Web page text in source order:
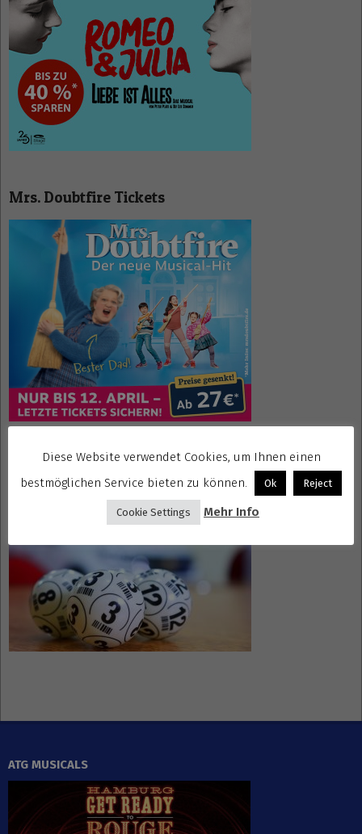
Mrs. Doubtfire Tickets
ATG MUSICALS
Diese Website verwendet Cookies, um Ihnen einen
bestmöglichen Service bieten zu können.
Ok Reject
Cookie Settings Mehr Info